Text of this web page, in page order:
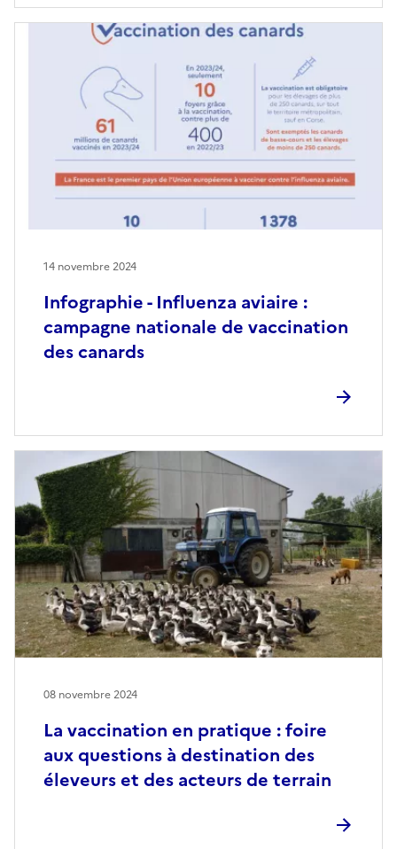
Infographie - Influenza aviaire :
campagne nationale de vaccination
des canards
14 novembre 2024
La vaccination en pratique : foire
aux questions à destination des
éleveurs et des acteurs de terrain
08 novembre 2024